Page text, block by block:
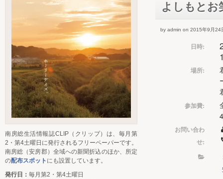
よしもとお
by admin on 2015年9月24
日時:
場所:
参加費:
お問い合わ
せ:
南房総生活情報誌CLIP（クリップ）は、毎月第
2・第4土曜日に発行されるフリーペーパーです。
南房総（安房郡）全域への新聞折込のほか、所定
の配布スポット にも設置しています。
発行日： 毎月第2・第4土曜日